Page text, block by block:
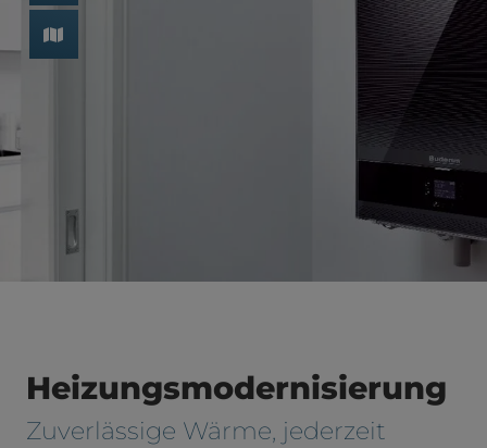
Heizungsmodernisierung
Zuverlässige Wärme, jederzeit